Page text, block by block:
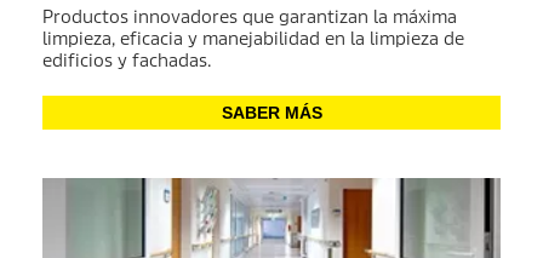
Productos innovadores que garantizan la máxima
limpieza, eficacia y manejabilidad en la limpieza de
edificios y fachadas.
SABER MÁS